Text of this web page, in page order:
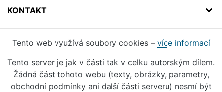
KONTAKT
Tento web využívá soubory cookies – více informací
Tento server je jak v části tak v celku autorským dílem.
Žádná část tohoto webu (texty, obrázky, parametry,
obchodní podmínky ani další části serveru) nesmí být